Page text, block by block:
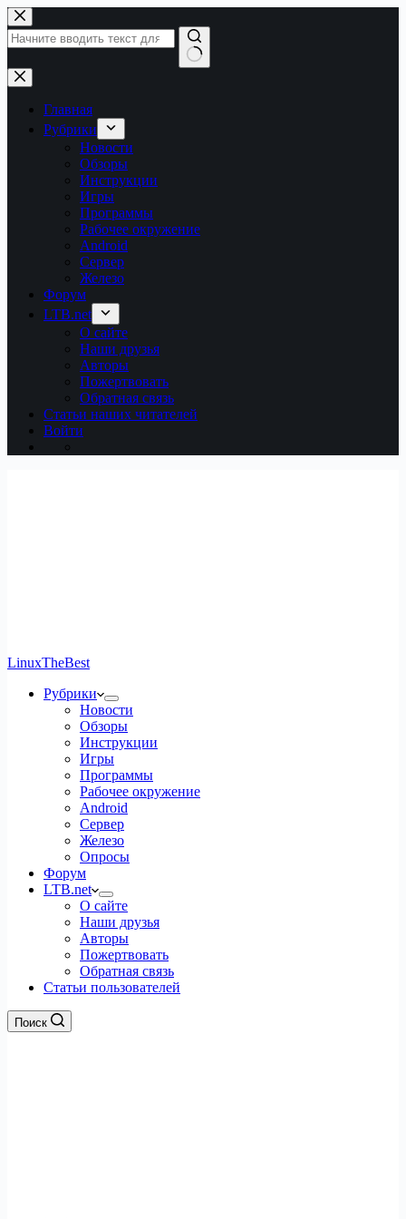
Перейти
к
сути
Ничего
не
найденоГлавная
Рубрики
Новости
Обзоры
Инструкции
Игры
Программы
Рабочее окружение
Android
Сервер
Железо
Форум
LTB.net
О сайте
Наши друзья
Авторы
Пожертвовать
Обратная связь
Статьи наших читателей
Войти
LinuxTheBest
Рубрики
Новости
Обзоры
Инструкции
Игры
Программы
Рабочее окружение
Android
Сервер
Железо
Опросы
Форум
LTB.net
О сайте
Наши друзья
Авторы
Пожертвовать
Обратная связь
Статьи пользователей
Поиск